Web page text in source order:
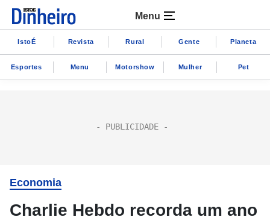
Menu
IstoÉ Revista Rural Gente Planeta
Esportes Menu Motorshow Mulher Pet
Economia
Charlie Hebdo recorda um ano